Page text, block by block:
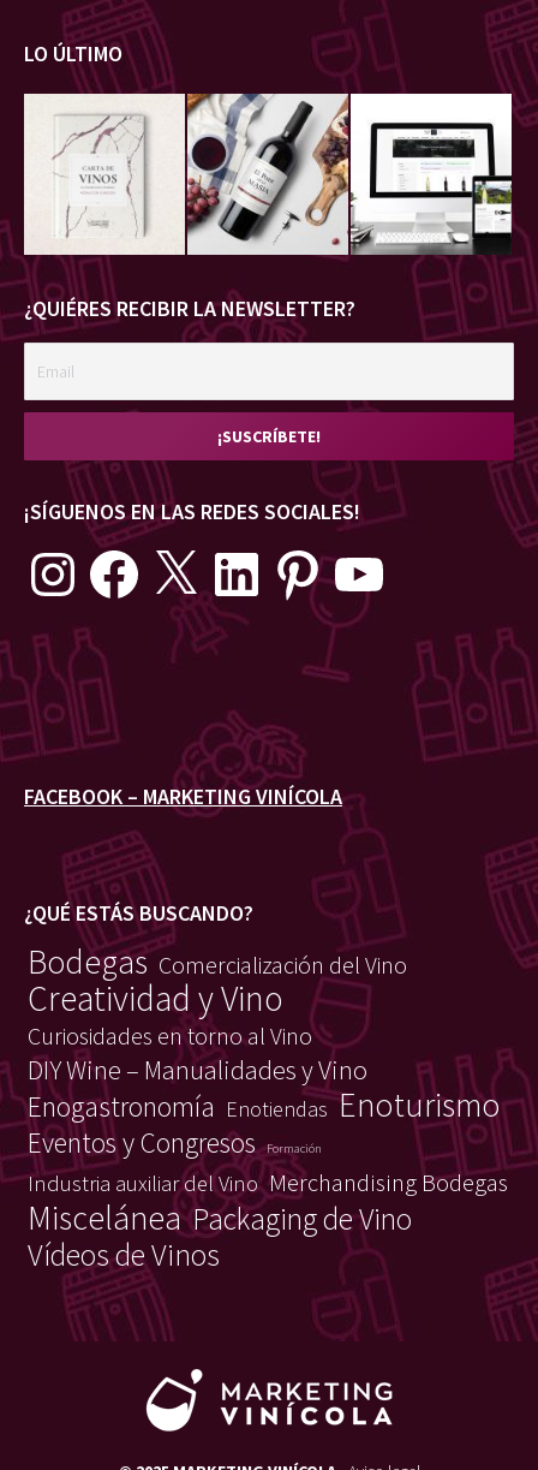
LO ÚLTIMO
¿QUIÉRES RECIBIR LA NEWSLETTER?
¡SÍGUENOS EN LAS REDES SOCIALES!
Instagram Facebook LinkedIn PinterestYouTube
FACEBOOK – MARKETING VINÍCOLA
¿QUÉ ESTÁS BUSCANDO?
Bodegas Comercialización del Vino
Creatividad y Vino
Curiosidades en torno al Vino
DIY Wine – Manualidades y Vino
Enogastronomía Enotiendas Enoturismo
Eventos y Congresos Formación
Industria auxiliar del Vino Merchandising Bodegas
Miscelánea Packaging de Vino
Vídeos de Vinos